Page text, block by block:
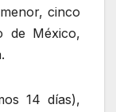
cinco
de México,
14 días),